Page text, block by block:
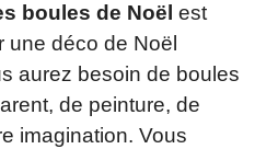
boules de Noël est
une déco de Noël
aurez besoin de boules
de peinture, de
imagination. Vous